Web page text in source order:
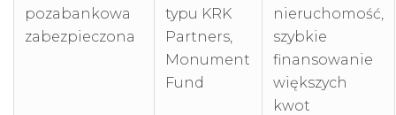
pozabankowa
zabezpieczona
typu KRK
Partners,
Monument
Fund
nieruchomość,
szybkie
finansowanie
większych
kwot